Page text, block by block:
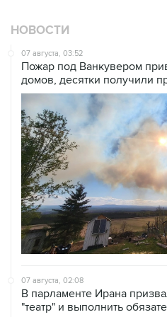
07 августа, 03:52
Пожар под Ванкувером
домов, десятки получили
07 августа, 02:08
"театр" и выполнить